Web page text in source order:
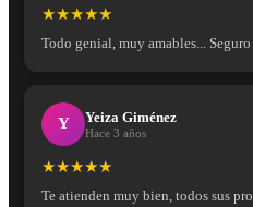
★★★★★
Todo genial, muy amables...
Y Yeiza Giménez
Hace 3 años
★★★★★
Te atienden muy bien, todos sus